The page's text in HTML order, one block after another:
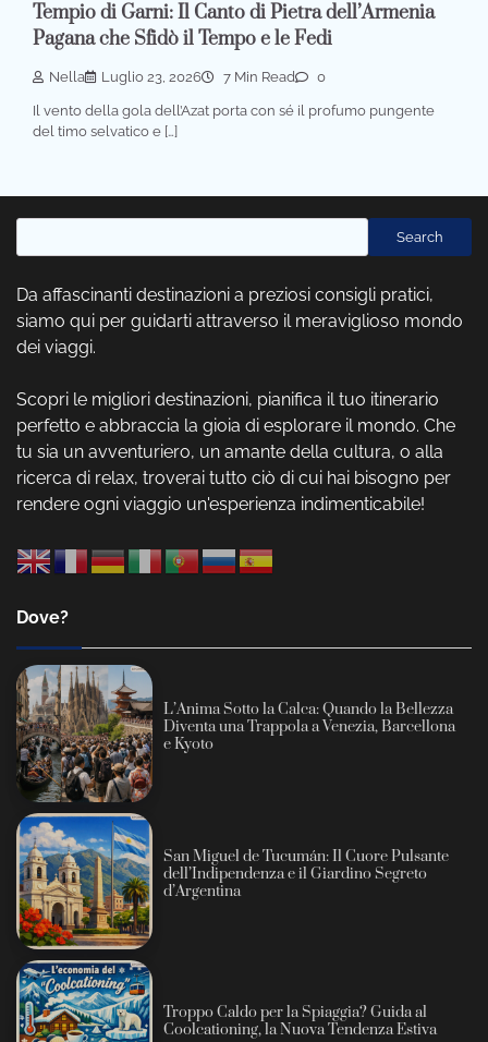
Tempio di Garni: Il Canto di Pietra dell’Armenia
Pagana che Sfidò il Tempo e le Fedi
Nella Luglio 23, 2026 7 Min Read 0
Il vento della gola dell’Azat porta con sé il profumo pungente
del timo selvatico e […]
Search
Da affascinanti destinazioni a preziosi consigli pratici,
siamo qui per guidarti attraverso il meraviglioso mondo
dei viaggi.
Scopri le migliori destinazioni, pianifica il tuo itinerario
perfetto e abbraccia la gioia di esplorare il mondo. Che
tu sia un avventuriero, un amante della cultura, o alla
ricerca di relax, troverai tutto ciò di cui hai bisogno per
rendere ogni viaggio un'esperienza indimenticabile!
Dove?
L’Anima Sotto la Calca: Quando la Bellezza
Diventa una Trappola a Venezia, Barcellona
e Kyoto
San Miguel de Tucumán: Il Cuore Pulsante
dell’Indipendenza e il Giardino Segreto
d’Argentina
Troppo Caldo per la Spiaggia? Guida al
Coolcationing, la Nuova Tendenza Estiva